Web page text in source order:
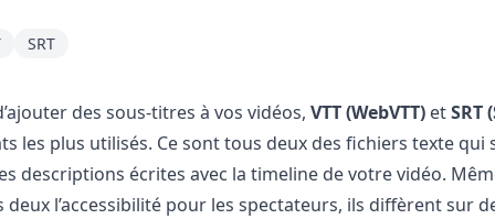
SRT
des sous-titres à vos vidéos, VTT (WebVTT)etSRT
les plus utilisés. Ce sont tous deux des fichiers texte qui
descriptions écrites avec la timeline de votre vidéo.
l’accessibilité pour les spectateurs, ils diffèrent sur